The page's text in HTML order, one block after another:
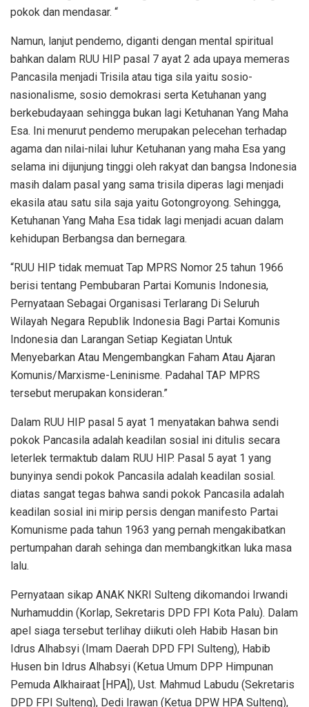
pokok dan mendasar. “
Namun, lanjut pendemo, diganti dengan mental spiritual
bahkan dalam RUU HIP pasal 7 ayat 2 ada upaya memeras
Pancasila menjadi Trisila atau tiga sila yaitu sosio-
nasionalisme, sosio demokrasi serta Ketuhanan yang
berkebudayaan sehingga bukan lagi Ketuhanan Yang Maha
Esa. Ini menurut pendemo merupakan pelecehan terhadap
agama dan nilai-nilai luhur Ketuhanan yang maha Esa yang
selama ini dijunjung tinggi oleh rakyat dan bangsa Indonesia
masih dalam pasal yang sama trisila diperas lagi menjadi
ekasila atau satu sila saja yaitu Gotongroyong. Sehingga,
Ketuhanan Yang Maha Esa tidak lagi menjadi acuan dalam
kehidupan Berbangsa dan bernegara.
“RUU HIP tidak memuat Tap MPRS Nomor 25 tahun 1966
berisi tentang Pembubaran Partai Komunis Indonesia,
Pernyataan Sebagai Organisasi Terlarang Di Seluruh
Wilayah Negara Republik Indonesia Bagi Partai Komunis
Indonesia dan Larangan Setiap Kegiatan Untuk
Menyebarkan Atau Mengembangkan Faham Atau Ajaran
Komunis/Marxisme-Leninisme. Padahal TAP MPRS
tersebut merupakan konsideran.”
Dalam RUU HIP pasal 5 ayat 1 menyatakan bahwa sendi
pokok Pancasila adalah keadilan sosial ini ditulis secara
leterlek termaktub dalam RUU HIP. Pasal 5 ayat 1 yang
bunyinya sendi pokok Pancasila adalah keadilan sosial.
diatas sangat tegas bahwa sandi pokok Pancasila adalah
keadilan sosial ini mirip persis dengan manifesto Partai
Komunisme pada tahun 1963 yang pernah mengakibatkan
pertumpahan darah sehinga dan membangkitkan luka masa
lalu.
Pernyataan sikap ANAK NKRI Sulteng dikomandoi Irwandi
Nurhamuddin (Korlap, Sekretaris DPD FPI Kota Palu). Dalam
apel siaga tersebut terlihay diikuti oleh Habib Hasan bin
Idrus Alhabsyi (Imam Daerah DPD FPI Sulteng), Habib
Husen bin Idrus Alhabsyi (Ketua Umum DPP Himpunan
Pemuda Alkhairaat [HPA]), Ust. Mahmud Labudu (Sekretaris
DPD FPI Sulteng), Dedi Irawan (Ketua DPW HPA Sulteng),